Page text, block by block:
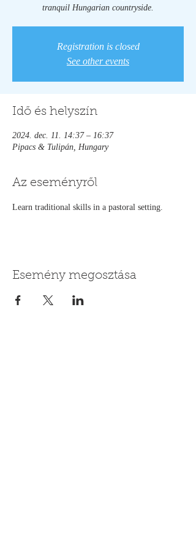
tranquil Hungarian countryside.
Registration is closed
See other events
Idő és helyszín
2024. dec. 11. 14:37 – 16:37
Pipacs & Tulipán, Hungary
Az eseményről
Learn traditional skills in a pastoral setting.
Esemény megosztása